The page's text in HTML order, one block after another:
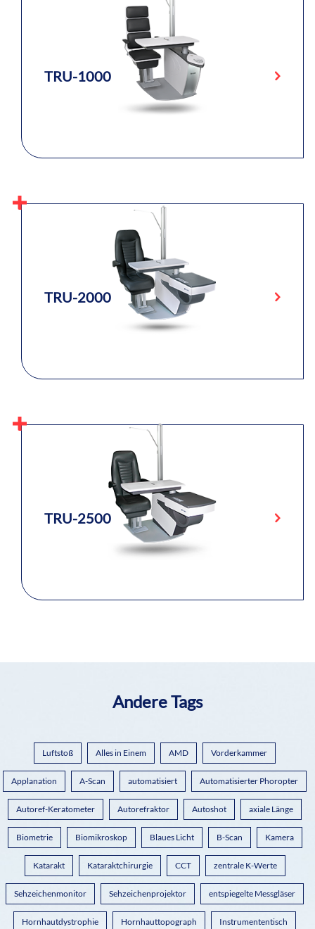
TRU-1000
TRU-2000
TRU-2500
Andere Tags
Luftstoß Alles in Einem AMD Vorderkammer
Applanation A-Scan automatisiert Automatisierter Phoropter
Autoref-Keratometer Autorefraktor Autoshot axiale Länge
Biometrie Biomikroskop Blaues Licht B-Scan Kamera
Katarakt Kataraktchirurgie CCT zentrale K-Werte
Sehzeichenmonitor Sehzeichenprojektor entspiegelte Messgläser
Hornhautdystrophie Hornhauttopograph Instrumententisch